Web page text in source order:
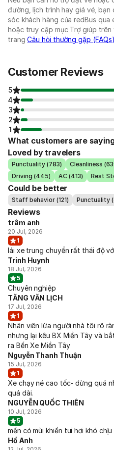
đường, lịch trình hay giá vé, bạn
sóc khách hàng của redBus qua
hoặc truy cập mục Trợ giúp
trangCâu hỏi thường gặp
Customer Reviews
5
4
3
2
1
What customers are
Loved by travelers
Punctuality (783) Cleanliness
Driving (445)
AC (413) Rest
Could be better
Staff behavior (121) Punctuality
Reviews
trâm anh
20 Jul, 2026
1
lái xe trung chuyển rất thái độ
Trinh Huynh
18 Jul, 2026
5
Chuyên nghiệp
TĂNG VĂN LỊCH
17 Jul, 2026
1
Nhân viên lừa người nhà tôi rõ
nhưng lại kêu BX Miền Tây và
ra Bến Xe Miền Tây
Nguyễn Thanh Thuận
15 Jul, 2026
1
Xe chạy né cao tốc- dừng quá
quá dài.
NGUYỄN QUỐC THIÊN
10 Jul, 2026
5
mền có mùi khiến tui hơi khó chịu
Hồ Anh